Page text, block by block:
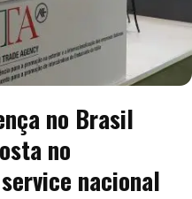
no Brasil
no
nacional